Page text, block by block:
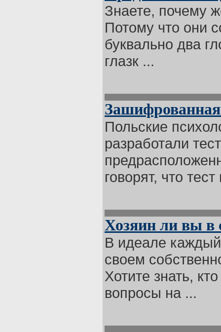
Знаете, почему
Потому что они
буквально два
глазк ...
Зашифрованная
Польские
разработали
говорят, что
Хозяин ли вы в
В идеале
своем
Хотите знать,
вопросы на ...